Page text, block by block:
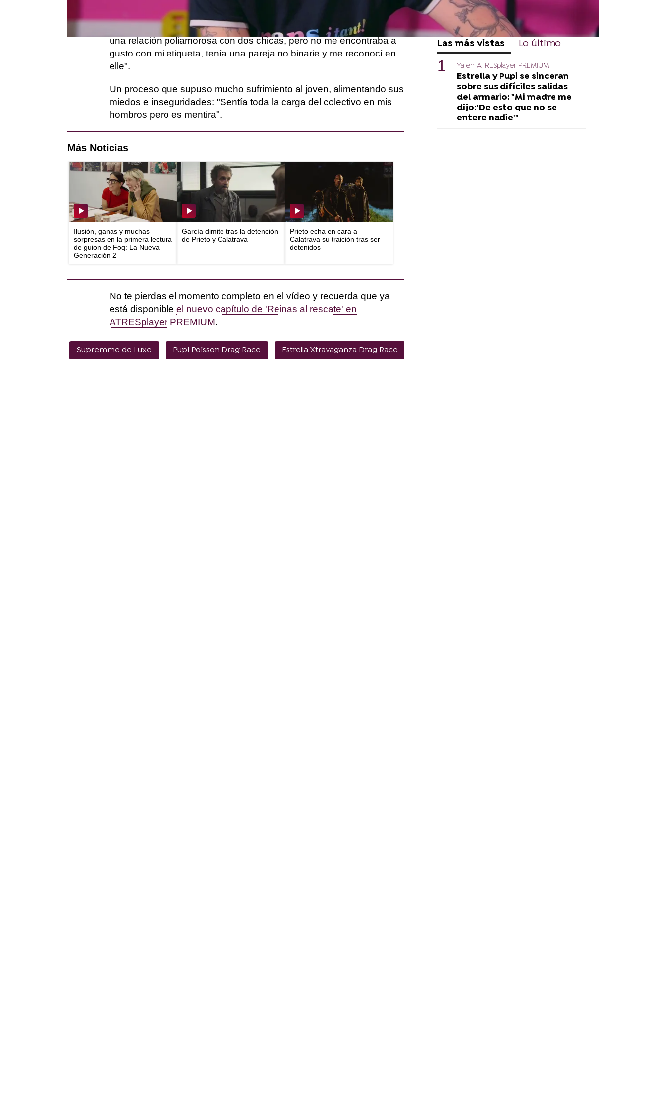
cuenta Kande, que no fue hasta su salida de Landete cuando
descubrió su identidad: "A los dos años me declaré bisexual, tenía
una relación poliamorosa con dos chicas, pero no me encontraba a
gusto con mi etiqueta, tenía una pareja no binarie y me reconocí en
elle".
Un proceso que supuso mucho sufrimiento al joven, alimentando sus
miedos e inseguridades: "Sentía toda la carga del colectivo en mis
hombros pero es mentira".
Más Noticias
Ilusión, ganas y muchas
sorpresas en la primera lectura
de guion de Foq: La Nueva
Generación 2
García dimite tras la detención
de Prieto y Calatrava
Prieto echa en cara a
Calatrava su traición tras ser
detenidos
No te pierdas el momento completo en el vídeo y recuerda que ya
está disponible el nuevo capítulo de 'Reinas al rescate' en
ATRESplayer PREMIUM.
Supremme de Luxe Pupi Poisson Drag Race Estrella Xtravaganza Drag Race
Las más vistas Lo último
Ya en ATRESplayer PREMIUM
Estrella y Pupi se sinceran
sobre sus difíciles salidas
del armario: "Mi madre me
dijo:'De esto que no se
entere nadie'"